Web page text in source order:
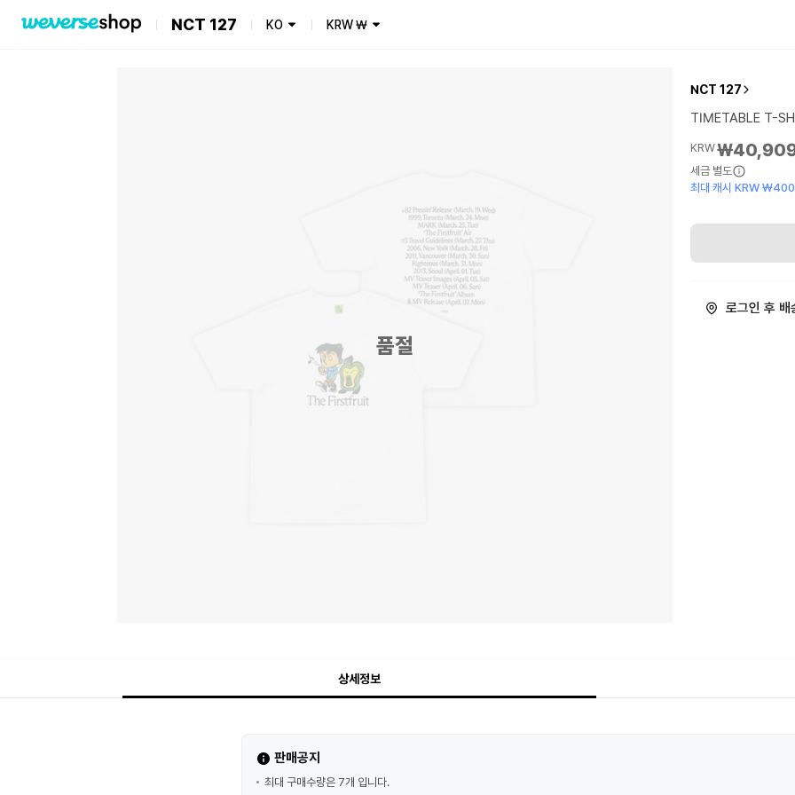
NCT 127 KO KRW₩
품절
NCT 127
TIMETABLE T-
KRW
세금 별도
최대 캐시 KRW ₩400
로그인 후 배
상세정보
판매공지
최대 구매수량은 7개 입니다.